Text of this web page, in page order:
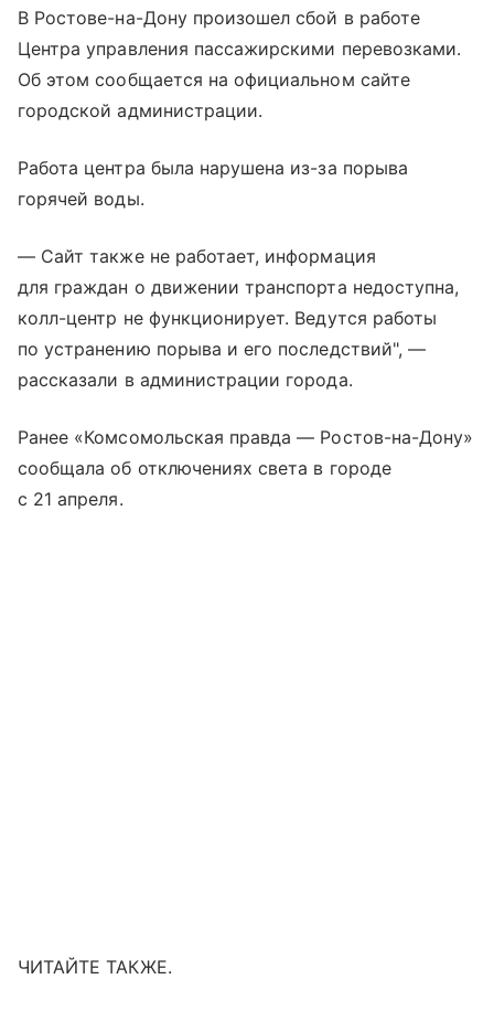
В Ростове-на-Дону произошел сбой в работе
Центра управления пассажирскими перевозками.
Об этом сообщается на официальном сайте
городской администрации.
Работа центра была нарушена из-за порыва
горячей воды.
— Сайт также не работает, информация
для граждан о движении транспорта недоступна,
колл-центр не функционирует. Ведутся работы
по устранению порыва и его последствий", —
рассказали в администрации города.
Ранее «Комсомольская правда — Ростов-на-Дону»
сообщала об отключениях света в городе
с 21 апреля.
ЧИТАЙТЕ ТАКЖЕ.